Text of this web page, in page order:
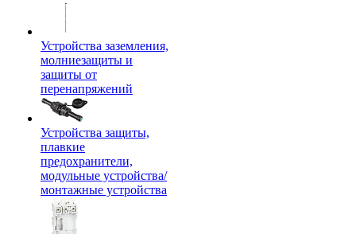
Устройства заземления,
молниезащиты и
защиты от
перенапряжений
Устройства защиты,
плавкие
предохранители,
модульные устройства/
монтажные устройства